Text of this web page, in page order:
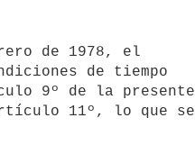
de tiempo
9º de la presente
11º, lo que se